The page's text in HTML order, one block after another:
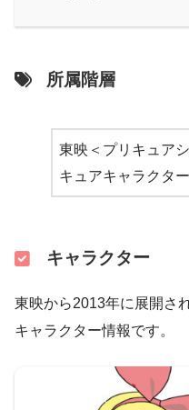
所属階層
東映＜プリキュア
キュアキャラクター
キャラクター
東映から2013年に展開さ
キャラクター情報です。